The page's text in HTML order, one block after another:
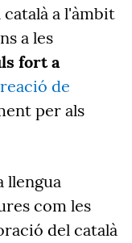
a l'àmbit
a les
fort a
de
per als
llengua
com les
del català